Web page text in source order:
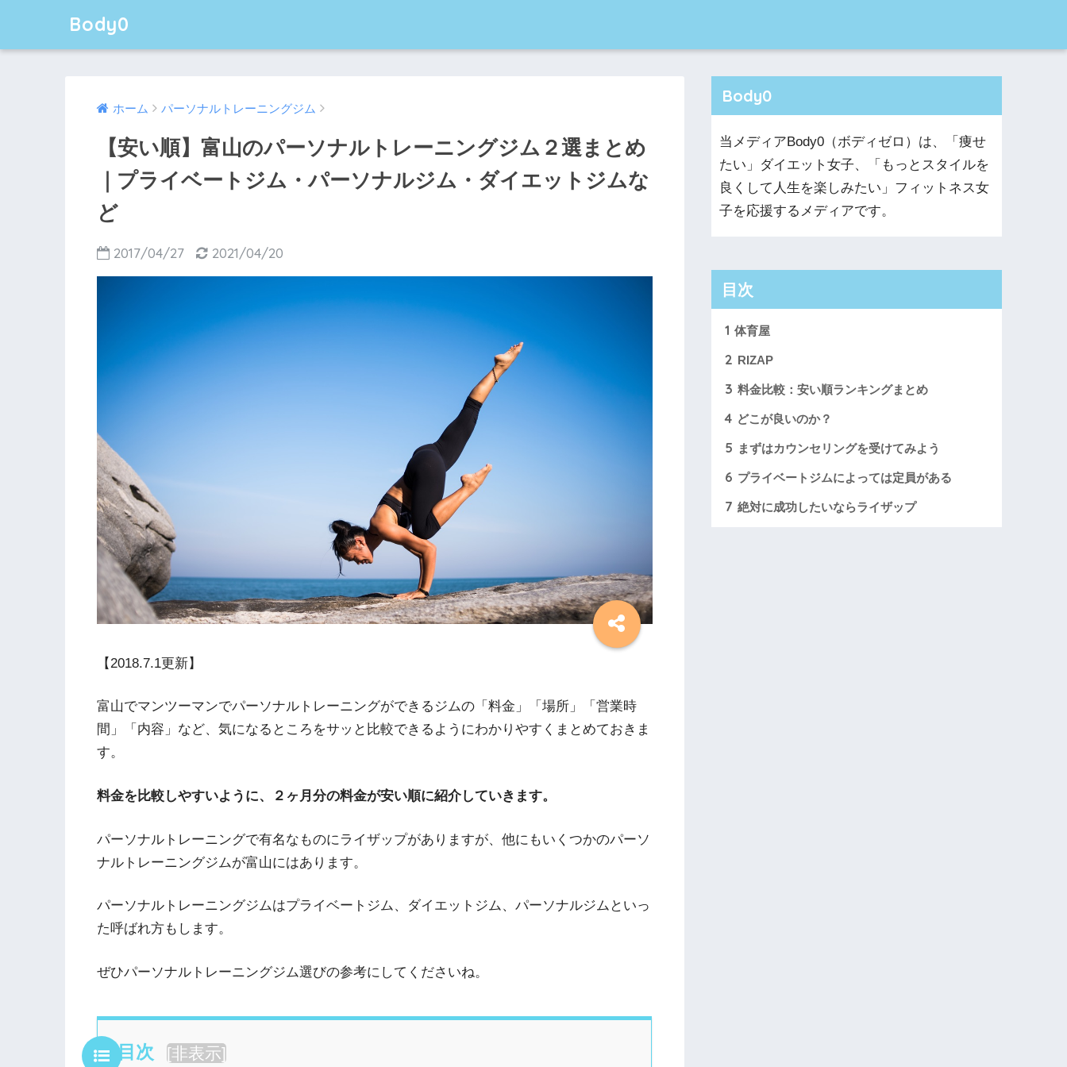
Body0
ホーム パーソナルトレーニングジム
【安い順】富山のパーソナルトレーニングジム２選まとめ
｜プライベートジム・パーソナルジム・ダイエットジムな
ど
2017/04/27 2021/04/20
【2018.7.1更新】
富山でマンツーマンでパーソナルトレーニングができるジムの「料金」「場所」「営業時
間」「内容」など、気になるところをサッと比較できるようにわかりやすくまとめておきま
す。
料金を比較しやすいように、２ヶ月分の料金が安い順に紹介していきます。
パーソナルトレーニングで有名なものにライザップがありますが、他にもいくつかのパーソ
ナルトレーニングジムが富山にはあります。
パーソナルトレーニングジムはプライベートジム、ダイエットジム、パーソナルジムといっ
た呼ばれ方もします。
ぜひパーソナルトレーニングジム選びの参考にしてくださいね。
目次 [非表示]
Body0
当メディアBody0（ボディゼロ）は、「痩せ
たい」ダイエット女子、「もっとスタイルを
良くして人生を楽しみたい」フィットネス女
子を応援するメディアです。
目次
1 体育屋
2 RIZAP
3 料金比較：安い順ランキングまとめ
4 どこが良いのか？
5 まずはカウンセリングを受けてみよう
6 プライベートジムによっては定員がある
7 絶対に成功したいならライザップ